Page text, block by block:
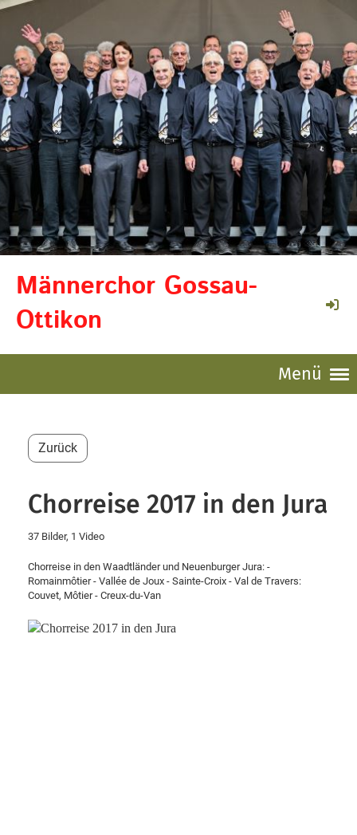
Männerchor Gossau-
Ottikon
Menü
Zurück
Chorreise 2017 in den Jura
37 Bilder, 1 Video
Chorreise in den Waadtländer und Neuenburger Jura: -
Romainmôtier - Vallée de Joux - Sainte-Croix - Val de Travers:
Couvet, Môtier - Creux-du-Van